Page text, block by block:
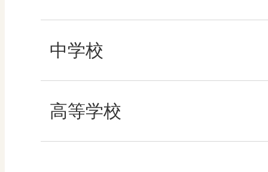
社会
算数
中学校
社会 地理
高等学校